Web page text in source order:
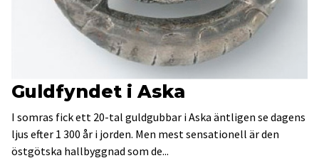
Guldfyndet i Aska
I somras fick ett 20-tal guldgubbar i Aska äntligen se dagens
ljus efter 1 300 år i jorden. Men mest sensationell är den
östgötska hallbyggnad som de...